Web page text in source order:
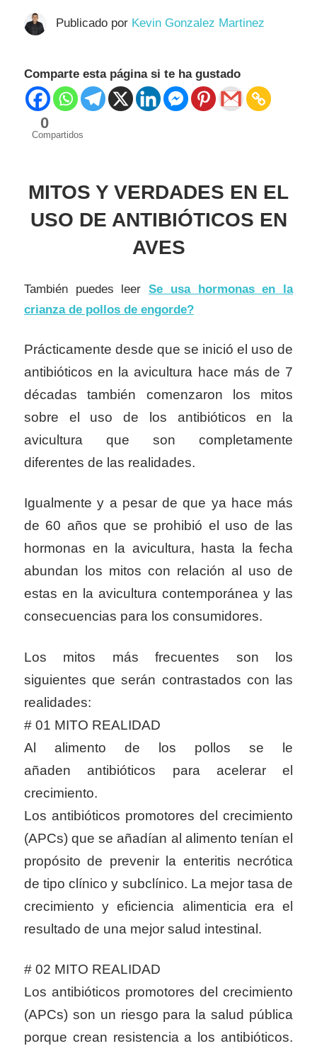
Publicado por Kevin Gonzalez Martinez
Comparte esta página si te ha gustado
0
Compartidos
MITOS Y VERDADES EN EL
USO DE ANTIBIÓTICOS EN
AVES
También puedes leerSe usa hormonas en la
crianza de pollos de engorde?
Prácticamente desde que se inició el uso de
antibióticos en la avicultura hace más de 7
décadas también comenzaron los mitos
sobre el uso de los antibióticos en la
avicultura que son completamente
diferentes de las realidades.
Igualmente y a pesar de que ya hace más
de 60 años que se prohibió el uso de las
hormonas en la avicultura, hasta la fecha
abundan los mitos con relación al uso de
estas en la avicultura contemporánea y las
consecuencias para los consumidores.
Los mitos más frecuentes son los
siguientes que serán contrastados con las
realidades:
# 01 MITO REALIDAD
Al alimento de los pollos se le
añaden antibióticos para acelerar el
crecimiento.
Los antibióticos promotores del crecimiento
(APCs) que se añadían al alimento tenían el
propósito de prevenir la enteritis necrótica
de tipo clínico y subclínico. La mejor tasa de
crecimiento y eficiencia alimenticia era el
resultado de una mejor salud intestinal.
# 02 MITO REALIDAD
Los antibióticos promotores del crecimiento
(APCs) son un riesgo para la salud pública
porque crean resistencia a los antibióticos.